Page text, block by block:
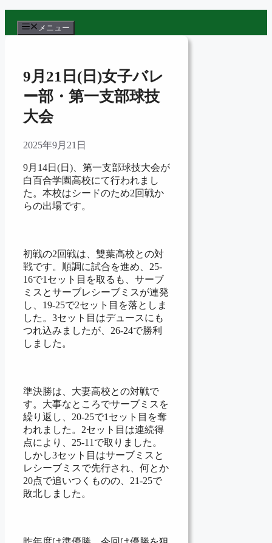
メニュー
9月21日(日)女子バレ
ー部・第一支部球技
大会
2025年9月21日
9月14日(日)、第一支部球技大会が
白百合学園高校にて行われまし
た。本校はシードのため2回戦か
らの出場です。
初戦の2回戦は、雙葉高校との対
戦です。順調に試合を進め、25-
16で1セット目を取るも、サーブ
ミスとサーブレシーブミスが連発
し、19-25で2セット目を落としま
した。3セット目はデュースにも
つれ込みましたが、26-24で勝利
しました。
準決勝は、大妻高校との対戦で
す。大事なところでサーブミスを
繰り返し、20-25で1セット目を奪
われました。2セット目は連続得
点により、25-11で取りました。
しかし3セット目はサーブミスと
レシーブミスで先行され、何とか
20点で追いつくものの、21-25で
敗北しました。